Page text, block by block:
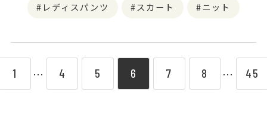
レディスパンツ スカート ニット
1 ⋯ 4 5 6 7 8 ⋯ 45